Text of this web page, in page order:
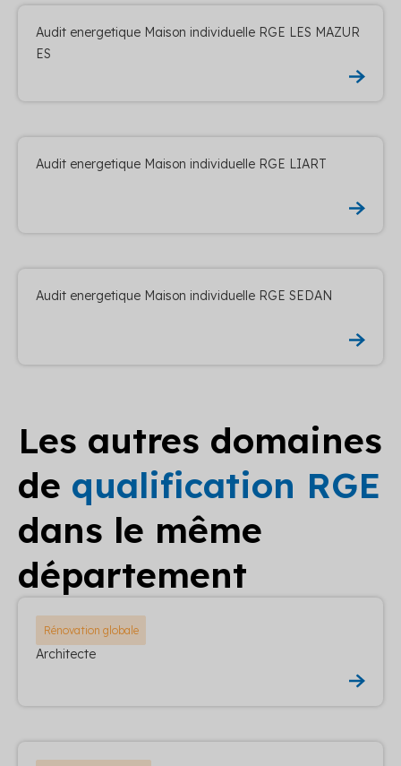
Audit energetique Maison individuelle RGE LES MAZUR
ES
Audit energetique Maison individuelle RGE LIART
Audit energetique Maison individuelle RGE SEDAN
Les autres domaines
de qualification RGE
dans le même
département
Rénovation globale
Architecte